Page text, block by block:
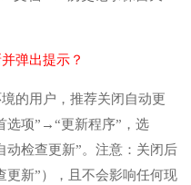
弹出提示？
的用户，推荐关闭自动更
选项”→“更新程序”，选
动检查更新”。注意：关闭后
新”），且不会影响任何现